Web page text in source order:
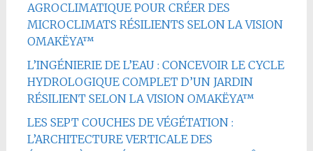
AGROCLIMATIQUE POUR CRÉER DES
MICROCLIMATS RÉSILIENTS SELON LA VISION
OMAKËYA™
L’INGÉNIERIE DE L’EAU : CONCEVOIR LE CYCLE
HYDROLOGIQUE COMPLET D’UN JARDIN
RÉSILIENT SELON LA VISION OMAKËYA™
LES SEPT COUCHES DE VÉGÉTATION :
L’ARCHITECTURE VERTICALE DES